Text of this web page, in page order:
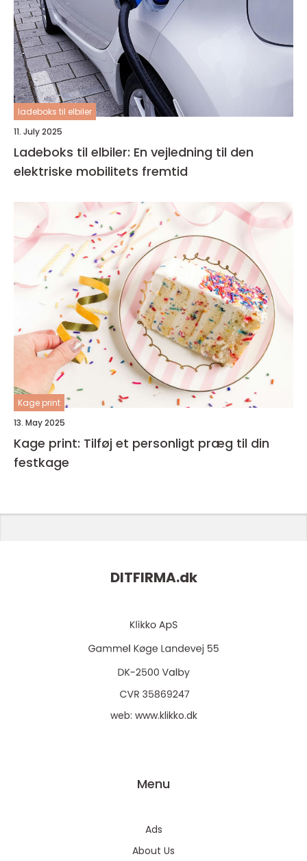
ladeboks til elbiler
11. July 2025
Ladeboks til elbiler: En vejledning til den
elektriske mobilitets fremtid
Kage print
13. May 2025
Kage print: Tilføj et personligt præg til din
festkage
DITFIRMA.dk
web: www.klikko.dk
Menu
Ads
About Us